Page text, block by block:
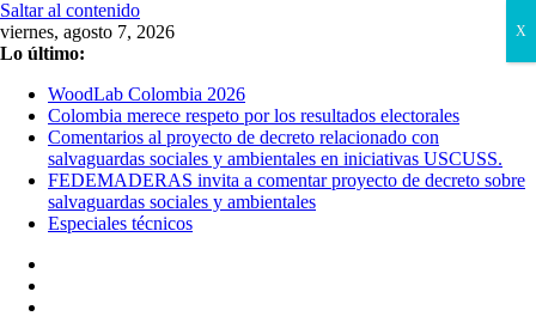
Saltar al contenido
viernes, agosto 7, 2026
Lo último:
WoodLab Colombia 2026
Colombia merece respeto por los resultados electorales
Comentarios al proyecto de decreto relacionado con
salvaguardas sociales y ambientales en iniciativas USCUSS.
FEDEMADERAS invita a comentar proyecto de decreto sobre
salvaguardas sociales y ambientales
Especiales técnicos
X